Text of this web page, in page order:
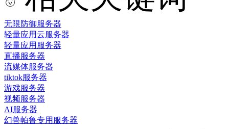
无限防御服务器
轻量应用云服务器
轻量应用服务器
直播服务器
流媒体服务器
tiktok服务器
游戏服务器
视频服务器
AI服务器
幻兽帕鲁专用服务器